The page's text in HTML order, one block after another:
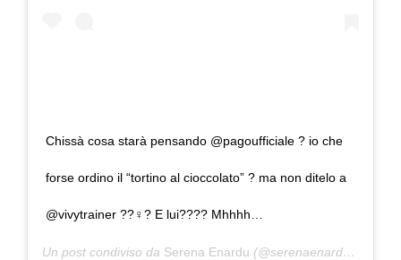
Chissà cosa starà pensando @pagoufficiale ? io che
forse ordino il “tortino al cioccolato” ? ma non ditelo a
@vivytrainer ??‍♀️? E lui???? Mhhhh…
Un post condiviso da Serena Enardu (@serenaenardu) in data: